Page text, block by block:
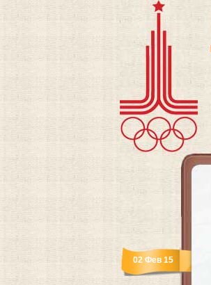
02 Фев 15